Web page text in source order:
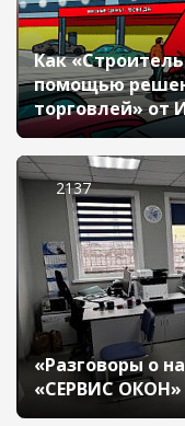
Как
помощью
торговлей» от
2137
«Разговоры о
«СЕРВИС ОКОН»